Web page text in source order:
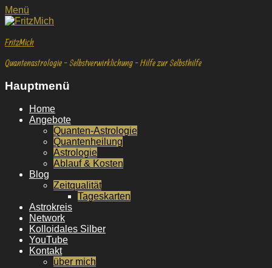
Facebook
E-
Mail
YouTube
Instagram
Facebook
E-
Mail
YouTube
Instagram
Menü
FritzMich
Quantenastrologie - Selbstverwirklichung - Hilfe zur Selbsthilfe
Hauptmenü
Weiter
zum
Home
Angebote
Quanten-Astrologie
Quantenheilung
Astrologie
Ablauf & Kosten
Blog
Zeitqualität
Tageskarten
Astrokreis
Network
Kolloidales Silber
YouTube
Kontakt
über mich